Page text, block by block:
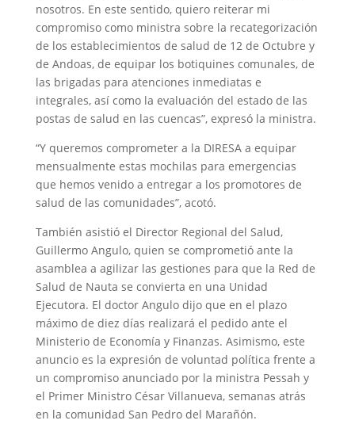
nosotros. En este sentido, quiero reiterar mi
compromiso como ministra sobre la recategorización
de los establecimientos de salud de 12 de Octubre y
de Andoas, de equipar los botiquines comunales, de
las brigadas para atenciones inmediatas e
integrales, así como la evaluación del estado de las
postas de salud en las cuencas”, expresó la ministra.
“Y queremos comprometer a la DIRESA a equipar
mensualmente estas mochilas para emergencias
que hemos venido a entregar a los promotores de
salud de las comunidades”, acotó.
También asistió el Director Regional del Salud,
Guillermo Angulo, quien se comprometió ante la
asamblea a agilizar las gestiones para que la Red de
Salud de Nauta se convierta en una Unidad
Ejecutora. El doctor Angulo dijo que en el plazo
máximo de diez días realizará el pedido ante el
Ministerio de Economía y Finanzas. Asimismo, este
anuncio es la expresión de voluntad política frente a
un compromiso anunciado por la ministra Pessah y
el Primer Ministro César Villanueva, semanas atrás
en la comunidad San Pedro del Marañón.